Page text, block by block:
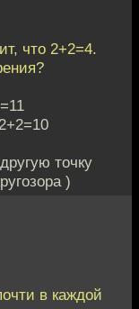
что 2+2=4.
точку
)
в каждой